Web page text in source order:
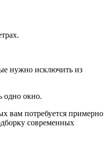
нужно исключить из
одно окно.
вам потребуется примерно
современных